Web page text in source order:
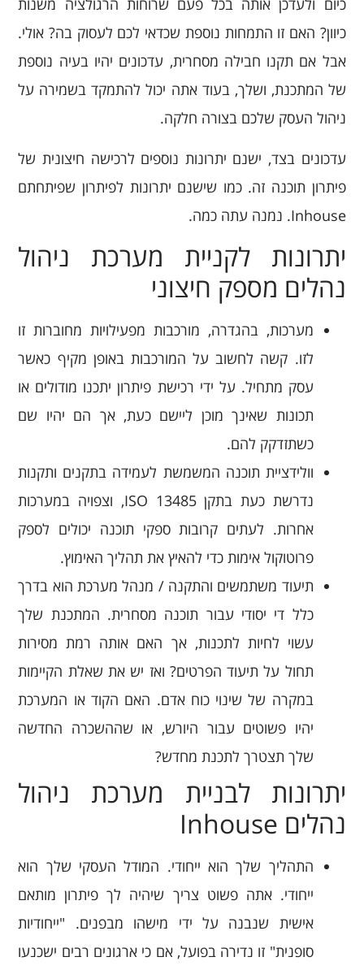
כיום ולעדכן אותה בכל פעם שרוחות הרגולציה משנות
כיוון? האם זו התמחות נוספת שכדאי לכם לעסוק בה? אולי.
אבל אם תקנו חבילה מסחרית, עדכונים יהיו בעיה נוספת
של המתכנת, ושלך, בעוד אתה יכול להתמקד בשמירה על
ניהול העסק שלכם בצורה חלקה.
עדכונים בצד, ישנם יתרונות נוספים לרכישה חיצונית של
פיתרון תוכנה זה. כמו שישנם יתרונות לפיתרון שפיתחתם
Inhouse. נמנה עתה כמה.
יתרונות לקניית מערכת ניהול
נהלים מספק חיצוני
מערכות, בהגדרה, מורכבות מפעילויות מחוברות זו
לזו. קשה לחשוב על המורכבות באופן מקיף כאשר
עסק מתחיל. על ידי רכישת פיתרון יתכנו מודולים או
תכונות שאינך מוכן ליישם כעת, אך הם יהיו שם
כשתזדקק להם.
וולידציית תוכנה המשמשת לעמידה בתקנים ותקנות
נדרשת כעת בתקן ISO 13485, וצפויה במערכות
אחרות. לעתים קרובות ספקי תוכנה יכולים לספק
פרוטוקול אימות כדי להאיץ את תהליך האימוץ.
תיעוד משתמשים והתקנה / מנהל מערכת הוא בדרך
כלל די יסודי עבור תוכנה מסחרית. המתכנת שלך
עשוי לחיות לתכנות, אך האם אותה רמת מסירות
תחול על תיעוד הפרטים? ואז יש את שאלת הקיימות
במקרה של שינוי כוח אדם. האם הקוד או המערכת
יהיו פשוטים עבור היורש, או שההשכרה החדשה
שלך תצטרך לתכנת מחדש?
יתרונות לבניית מערכת ניהול
נהלים Inhouse
התהליך שלך הוא ייחודי. המודל העסקי שלך הוא
ייחודי. אתה פשוט צריך שיהיה לך פיתרון מותאם
אישית שנבנה על ידי מישהו מבפנים. "ייחודיות
סופנית" זו נדירה בפועל, אם כי ארגונים רבים ישכנעו